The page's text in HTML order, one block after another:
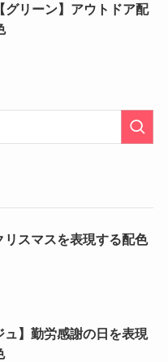
【グリーン】アウトドア配
リスマスを表現する配色
ュ】勤労感謝の日を表現